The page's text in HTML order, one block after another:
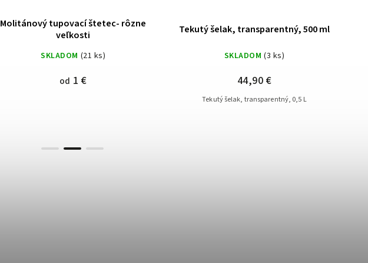
Molitánový tupovací štetec- rôzne
veľkosti
SKLADOM (21 ks)
od 1 €
Tekutý šelak, transparentný, 500 ml
SKLADOM (3 ks)
44,90 €
Tekutý šelak, transparentný, 0,5 L